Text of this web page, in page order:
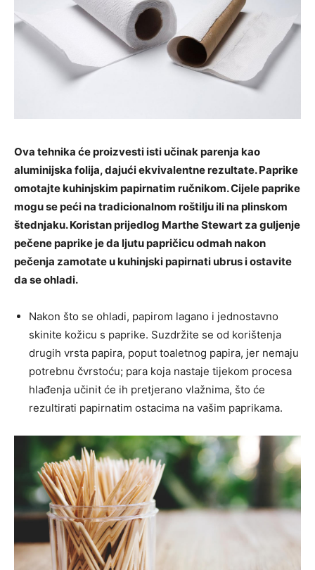
Ova tehnika će proizvesti isti učinak parenja kao
aluminijska folija, dajući ekvivalentne rezultate. Paprike
omotajte kuhinjskim papirnatim ručnikom. Cijele paprike
mogu se peći na tradicionalnom roštilju ili na plinskom
štednjaku. Koristan prijedlog Marthe Stewart za guljenje
pečene paprike je da ljutu papričicu odmah nakon
pečenja zamotate u kuhinjski papirnati ubrus i ostavite
da se ohladi.
Nakon što se ohladi, papirom lagano i jednostavno
skinite kožicu s paprike. Suzdržite se od korištenja
drugih vrsta papira, poput toaletnog papira, jer nemaju
potrebnu čvrstoću; para koja nastaje tijekom procesa
hlađenja učinit će ih pretjerano vlažnima, što će
rezultirati papirnatim ostacima na vašim paprikama.